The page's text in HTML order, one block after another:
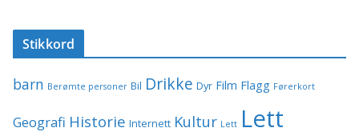
Stikkord
barn Berømte personer Bil Drikke Dyr Film Flagg Førerkort
Geografi Historie Internett Kultur Lett Lett